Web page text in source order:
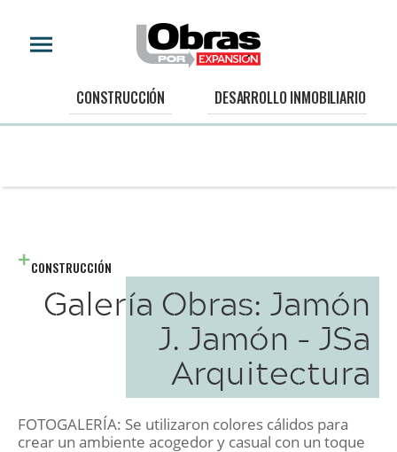
CONSTRUCCIÓN DESARROLLO INMOBILIARIO
CONSTRUCCIÓN
Galería Obras: Jamón
J. Jamón - JSa
Arquitectura
FOTOGALERÍA: Se utilizaron colores cálidos para
crear un ambiente acogedor y casual con un toque